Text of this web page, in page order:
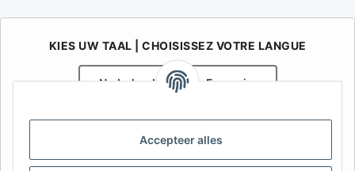
Accepteer alles
KIES UW TAAL | CHOISISSEZ VOTRE LANGUE
Nederlands Français
Uw specialist in onderdelen voor aanhangwagens | Votre
spécialiste en pièces détachées pour remorques